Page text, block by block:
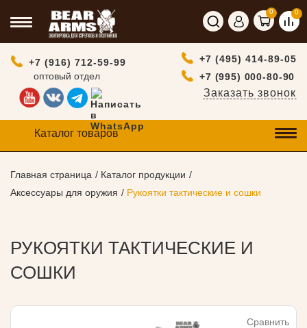
0 0
+7 (916) 712-59-99
оптовый отдел
+7 (495) 414-89-05
+7 (995) 000-80-90
Заказать звонок
Каталог товаров
Главная страница
Каталог продукции
Аксессуары для оружия
Рукоятки тактические и сошки
РУКОЯТКИ ТАКТИЧЕСКИЕ И
СОШКИ
Сравнить